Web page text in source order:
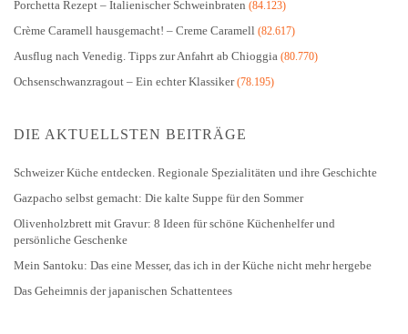
Porchetta Rezept – Italienischer Schweinbraten (84.123)
Crème Caramell hausgemacht! – Creme Caramell (82.617)
Ausflug nach Venedig. Tipps zur Anfahrt ab Chioggia (80.770)
Ochsenschwanzragout – Ein echter Klassiker(78.195)
DIE AKTUELLSTEN BEITRÄGE
Schweizer Küche entdecken. Regionale Spezialitäten und ihre Geschichte
Gazpacho selbst gemacht: Die kalte Suppe für den Sommer
Olivenholzbrett mit Gravur: 8 Ideen für schöne Küchenhelfer und
persönliche Geschenke
Mein Santoku: Das eine Messer, das ich in der Küche nicht mehr hergebe
Das Geheimnis der japanischen Schattentees